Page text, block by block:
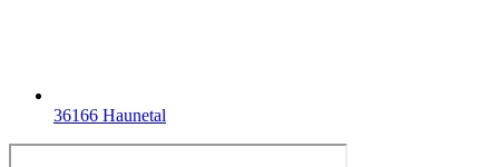
36166 Haunetal